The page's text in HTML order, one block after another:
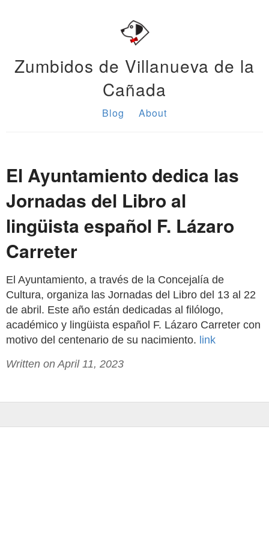
Zumbidos de Villanueva de la
Cañada
Blog About
El Ayuntamiento dedica las
Jornadas del Libro al
lingüista español F. Lázaro
Carreter
El Ayuntamiento, a través de la Concejalía de
Cultura, organiza las Jornadas del Libro del 13 al 22
de abril. Este año están dedicadas al filólogo,
académico y lingüista español F. Lázaro Carreter con
motivo del centenario de su nacimiento. link
Written on April 11, 2023